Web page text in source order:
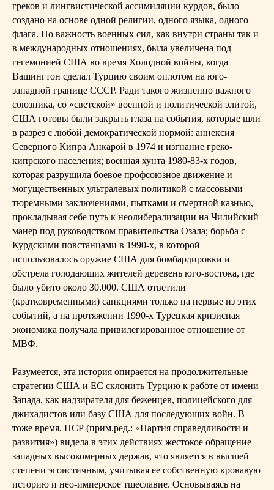
греков и лингвистической ассимиляции курдов, было
создано на основе одной религии, одного языка, одного
флага. Но важность военных сил, как внутри страны так и
в международных отношениях, была увеличена под
гегемонией США во время Холодной войны, когда
Вашингтон сделал Турцию своим оплотом на юго-
западной границе СССР. Ради такого жизненно важного
союзника, со «светской» военной и политической элитой,
США готовы были закрыть глаза на события, которые шли
в разрез с любой демократической нормой: аннексия
Северного Кипра Анкарой в 1974 и изгнание греко-
кипрского населения; военная хунта 1980-83-х годов,
которая разрушила боевое профсоюзное движение и
могущественных ультралевых политикой с массовыми
тюремными заключениями, пытками и смертной казнью,
прокладывая себе путь к неолиберализации на Чилийский
манер под руководством правительства Озала; борьба с
Курдскими повстанцами в 1990-х, в которой
использовалось оружие США для бомбардировки и
обстрела голодающих жителей деревень юго-востока, где
было убито около 30.000. США ответили
(кратковременными) санкциями только на первые из этих
событий, а на протяжении 1990-х Турецкая кризисная
экономика получала привилегированное отношение от
МВФ.
Разумеется, эта история опирается на продолжительные
стратегии США и ЕС склонить Турцию к работе от имени
Запада, как надзирателя для беженцев, полицейского для
джихадистов или базу США для последующих войн. В
тоже время, ПСР (прим.ред.: «Партия справедливости и
развития») видела в этих действиях жестокое обращение
западных высокомерных держав, что является в высшей
степени эгоистичным, учитывая ее собственную кровавую
историю и нео-имперское тщеславие. Основываясь на